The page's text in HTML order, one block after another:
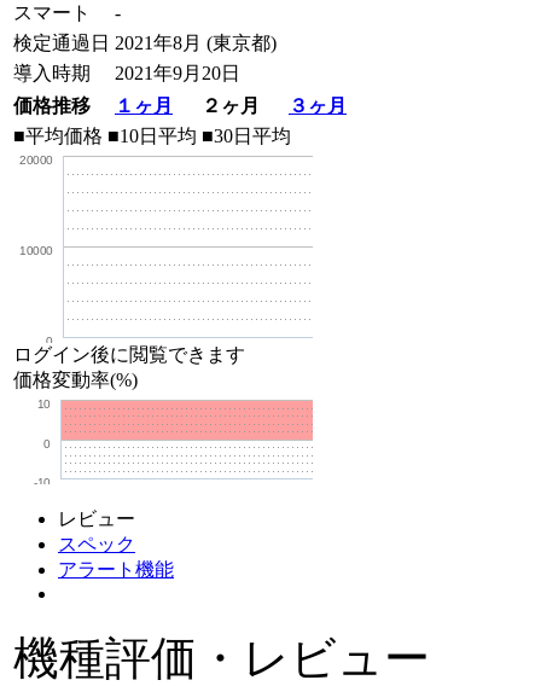
スマート
-
検定通過日 2021年8月 (東京都)
導入時期
2021年9月20日
価格推移
１ヶ月 ２ヶ月
３ヶ月
■平均価格 ■10日平均 ■30日平均
0
10000
20000
ログイン後に閲覧できます
価格変動率(%)
-10
0
10
レビュー
スペック
アラート機能
機種評価・レビュー